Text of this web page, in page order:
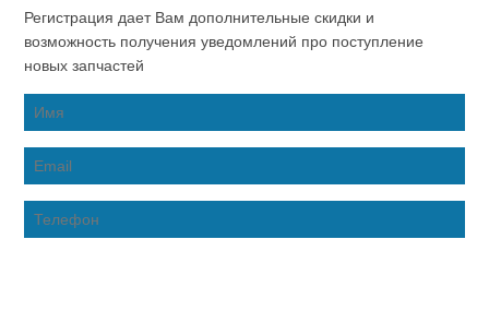
Регистрация дает Вам дополнительные скидки и
возможность получения уведомлений про поступление
новых запчастей